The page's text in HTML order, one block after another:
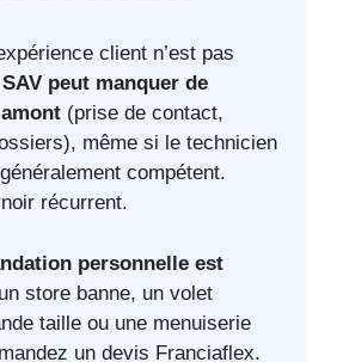
client n’est pas
SAV peut manquer de
(prise de contact,
même si le technicien
compétent.
récurrent.
personnelle est
store banne, un volet
taille ou une menuiserie
un devis Franciaflex.